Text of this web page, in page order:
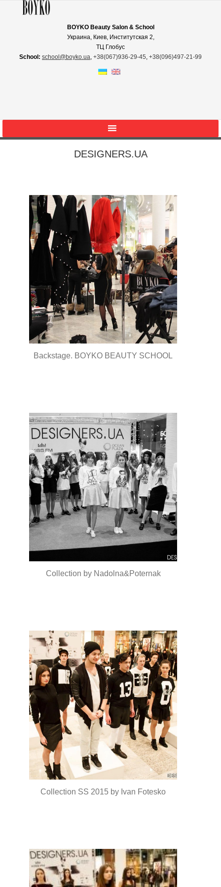
BOYKO Beauty Salon & School
Украина, Киев, Институтская 2,
ТЦ Глобус
School: school@boyko.ua, +38(067)936‑29‑45, +38(096)497‑21‑99
DESIGNERS.UA
Backstage. BOYKO BEAUTY SCHOOL
Collection by Nadolna&Poternak
Collection SS 2015 by Ivan Fotesko